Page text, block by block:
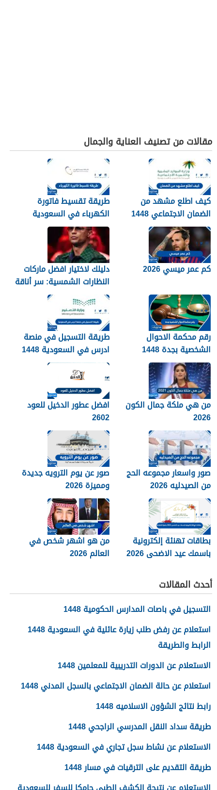
مقالات من تصنيف العناية والجمال
كيف اطلع مشهد من
الضمان الاجتماعي 1448
طريقة تقسيط فاتورة
الكهرباء في السعودية
1448 – 2026
كم عمر ميسي 2026
دليلك لاختيار افضل ماركات
النظارات الشمسية: سر أناقة
نجوم الرياضة والموضة
رقم محكمة الاحوال
الشخصية بجدة 1448
طريقة التسجيل في منصة
ادرس في السعودية 1448
من هي ملكة جمال الكون
2026
افضل عطور الدخيل للعود
2602
صور واسعار مجموعه الحج
من الصيدليه 2026
صور عن يوم الترويه جديدة
ومميزة 2026
بطاقات تهنئة إلكترونية
باسمك عيد الاضحى 2026
من هو اشهر شخص في
العالم 2026
أحدث المقالات
التسجيل في باصات المدارس الحكومية 1448
استعلام عن رفض طلب زيارة عائلية في السعودية 1448
الرابط والطريقة
الاستعلام عن الدورات التدريبية للمعلمين 1448
استعلام عن حالة الضمان الاجتماعي بالسجل المدني 1448
رابط نتائج الشؤون الاسلاميه 1448
طريقة سداد النقل المدرسي الراجحي 1448
الاستعلام عن نشاط سجل تجاري في السعودية 1448
طريقة التقديم على الترقيات في مسار 1448